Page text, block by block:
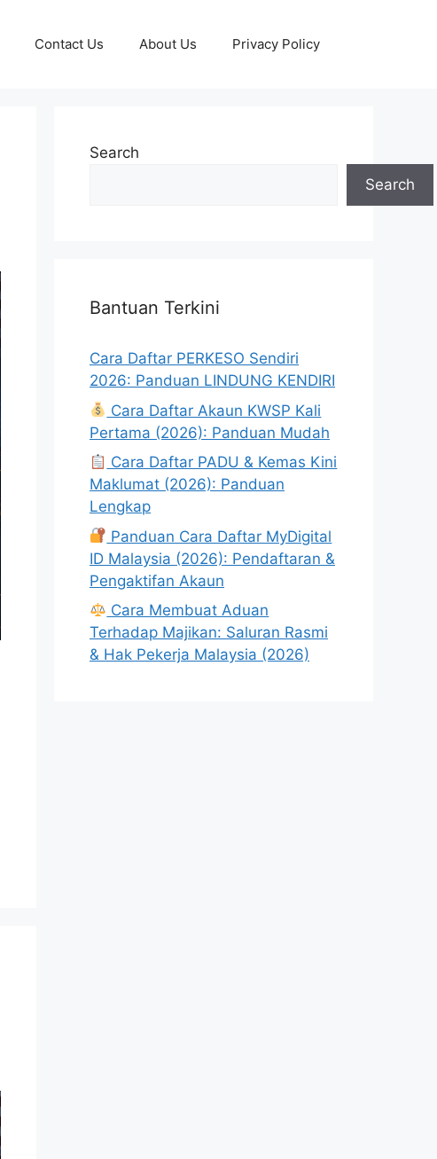
Contact Us About Us Privacy Policy
Search
Search
Bantuan Terkini
Cara Daftar PERKESO Sendiri
2026: Panduan LINDUNG KENDIRI
Cara Daftar Akaun KWSP Kali
Pertama (2026): Panduan Mudah
Cara Daftar PADU & Kemas Kini
Maklumat (2026): Panduan
Lengkap
Panduan Cara Daftar MyDigital
ID Malaysia (2026): Pendaftaran &
Pengaktifan Akaun
Cara Membuat Aduan
Terhadap Majikan: Saluran Rasmi
& Hak Pekerja Malaysia (2026)